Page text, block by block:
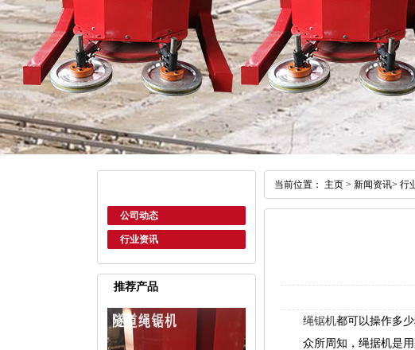
公司动态
行业资讯
推荐产品
当前位置： 主页 > 新闻资讯> 行
绳锯机都可以操作多
众所周知，绳据机是用